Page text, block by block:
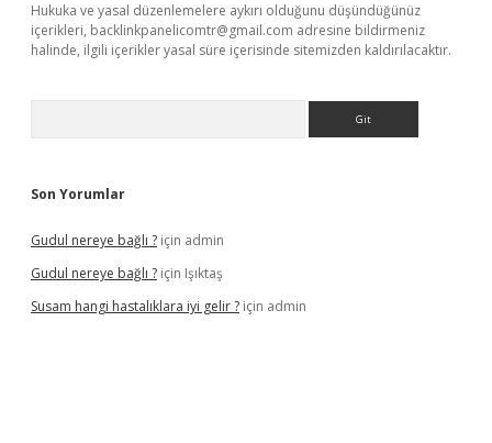
Hukuka ve yasal düzenlemelere aykırı olduğunu düşündüğünüz
içerikleri, backlinkpanelicomtr@gmail.com adresine bildirmeniz
halinde, ilgili içerikler yasal süre içerisinde sitemizden kaldırılacaktır.
Son Yorumlar
Gudul nereye bağlı ? için admin
Gudul nereye bağlı ? için Işıktaş
Susam hangi hastalıklara iyi gelir ? için admin